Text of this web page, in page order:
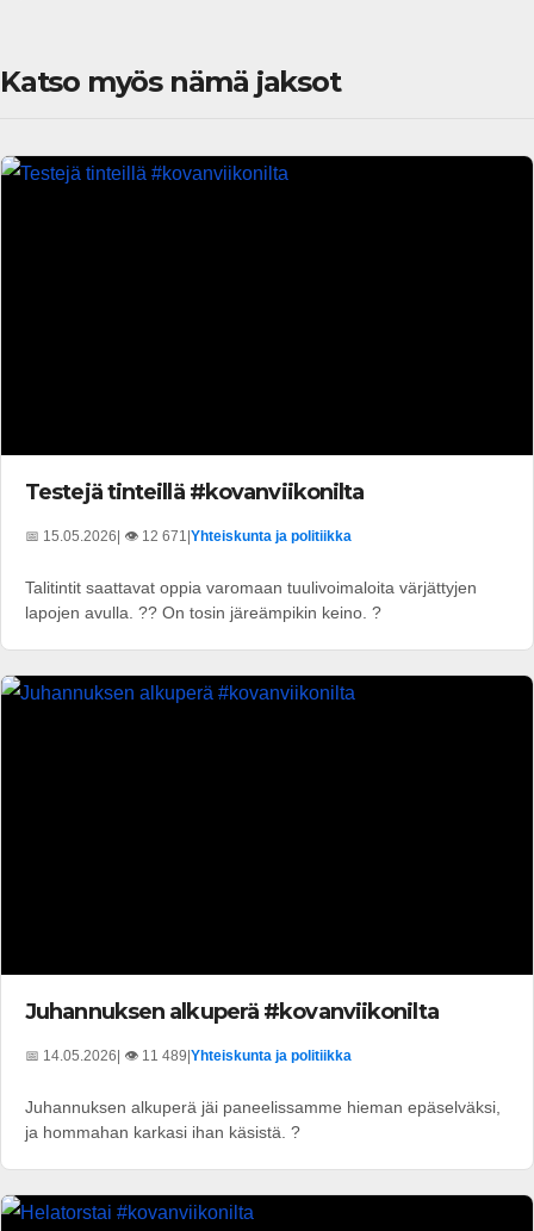
Katso myös nämä jaksot
Testejä tinteillä #kovanviikonilta
📅 15.05.2026| 👁️ 12 671 |Yhteiskunta ja politiikka
Talitintit saattavat oppia varomaan tuulivoimaloita värjättyjen
lapojen avulla. ?? On tosin järeämpikin keino. ?
Juhannuksen alkuperä #kovanviikonilta
📅 14.05.2026| 👁️ 11 489|Yhteiskunta ja politiikka
Juhannuksen alkuperä jäi paneelissamme hieman epäselväksi,
ja hommahan karkasi ihan käsistä. ?